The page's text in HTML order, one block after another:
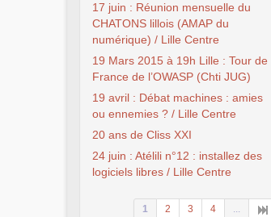
17 juin : Réunion mensuelle du
CHATONS lillois (AMAP du
numérique) / Lille Centre
19 Mars 2015 à 19h Lille : Tour de
France de l’OWASP (Chti JUG)
19 avril : Débat machines : amies
ou ennemies ? / Lille Centre
20 ans de Cliss XXI
24 juin : Atélili n°12 : installez des
logiciels libres / Lille Centre
1 2 3 4 ...